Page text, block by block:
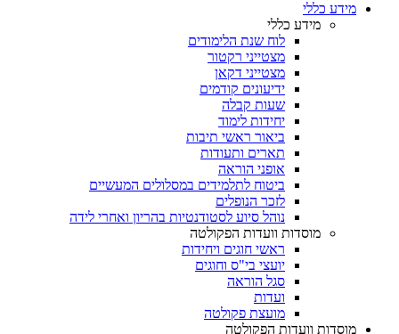
מידע כללי
מידע כללי
לוח שנת הלימודים
מצטייני רקטור
מצטייני דקאן
ידיעונים קודמים
שעות קבלה
יחידות לימוד
ביאור ראשי תיבות
תארים ותעודות
אופני הוראה
ביטוח לתלמידים במסלולים המעשיים
לזכר הנופלים
נוהל סיוע לסטודנטיות בהריון ואחרי לידה
מוסדות וועדות הפקולטה
ראשי חוגים ויחידות
יועצי בי"ס וחוגים
סגל הוראה
ועדות
מועצת פקולטה
מוסדות וועדות הפקולטה